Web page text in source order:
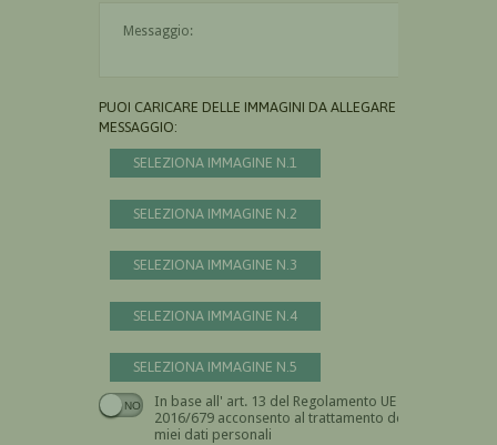
PUOI CARICARE DELLE IMMAGINI DA ALLEGARE AL
MESSAGGIO:
SELEZIONA IMMAGINE N.1
SELEZIONA IMMAGINE N.2
SELEZIONA IMMAGINE N.3
SELEZIONA IMMAGINE N.4
SELEZIONA IMMAGINE N.5
In base all' art. 13 del Regolamento UE n.
2016/679 acconsento al trattamento dei
miei dati personali
Devi dare il consenso